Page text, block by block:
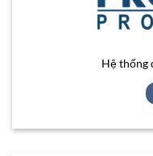
Hệ thống